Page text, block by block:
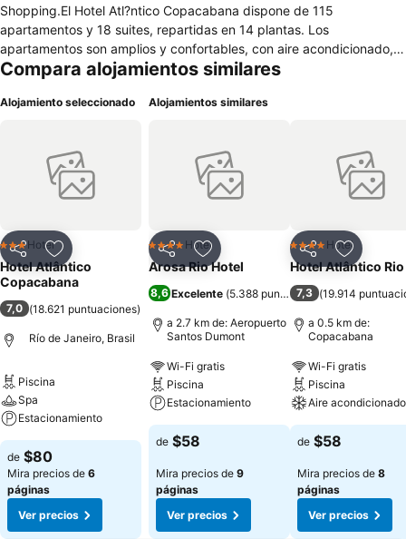
Shopping.El Hotel Atl?ntico Copacabana dispone de 115
apartamentos y 18 suites, repartidas en 14 plantas. Los
apartamentos son amplios y confortables, con aire acondicionado,
TV por cable, tel?fono, nevera, acceso a Internet, caja de seguridad
restaurante, con espacio para 120 personas, servicio de cocina
servicio de lavander?a y centro de negocios.Check-in: a partir de
las 14:00 horas. Check-out: hasta las 12:00 horas.
Compara alojamientos similares
Alojamiento seleccionado
CompartirAgregar a favoritos
3 Estrellas
Hotel
Hotel Atlântico
Copacabana
7,0 (18.621 puntuaciones)
Río de Janeiro, Brasil
Piscina
Spa
Estacionamiento
de $80
Mira precios de 6
páginas
Ver precios
Alojamientos similares
CompartirAgregar a favoritos
4 EstrellasHotel
Arosa Rio Hotel
8,6 Excelente (5.388 puntuaciones)
a 2.7 km de: Aeropuerto
Santos Dumont
Wi-Fi gratis
Piscina
Estacionamiento
de $58
Mira precios de 9
páginas
Ver precios
CompartirAgregar
4 EstrellasHotel
Hotel Atlântico Rio
7,3 (19.914
a 0.5 km de:
Copacabana
Wi-Fi gratis
Piscina
Aire acondicionado
de $58
Mira precios de 8
páginas
Ver precios